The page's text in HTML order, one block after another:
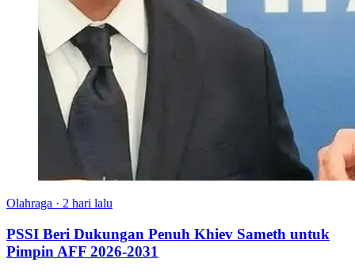
Olahraga · 2 hari lalu
PSSI Beri Dukungan Penuh Khiev Sameth untuk
Pimpin AFF 2026-2031